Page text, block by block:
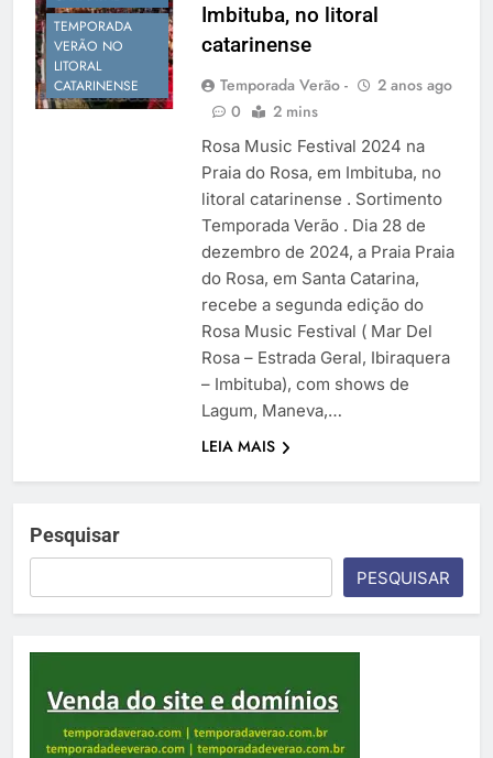
Temporada Verão 2027
TEMPORADA
VERÃO NO
LITORAL
CATARINENSE
Imbituba, no litoral
catarinense
Temporada Verão -
2 anos ago
0
2 mins
Rosa Music Festival 2024 na
Praia do Rosa, em Imbituba, no
litoral catarinense . Sortimento
Temporada Verão . Dia 28 de
dezembro de 2024, a Praia Praia
do Rosa, em Santa Catarina,
recebe a segunda edição do
Rosa Music Festival ( Mar Del
Rosa – Estrada Geral, Ibiraquera
– Imbituba), com shows de
Lagum, Maneva,…
LEIA MAIS
Pesquisar
PESQUISAR